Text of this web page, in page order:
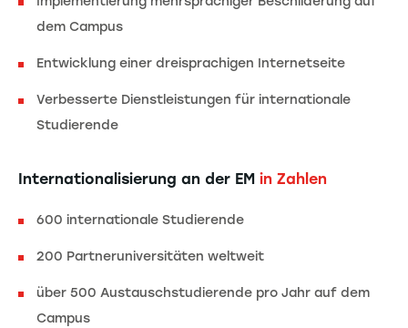
dem Campus
Entwicklung einer dreisprachigen Internetseite
Verbesserte Dienstleistungen für internationale
Studierende
Internationalisierung an der EM in Zahlen
600 internationale Studierende
200 Partneruniversitäten weltweit
über 500 Austauschstudierende pro Jahr auf dem
Campus